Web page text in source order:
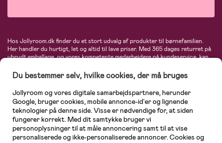
Hos Jollyroom.dk finder du et stort udvalg af produkter til børnefamilien.
Her handler du hurtigt, let og altid til lave priser. Med 365 dages returret på
ubrudt emballage, og vores kompetente medarbejdere på kundeservice, kan
barnevogne, autostole, børne- og babytøj, produkter til gravide og ammende
mødre, indretning og inspiration, legetøj, babyudstyr og meget mere. Vi
tilbyder produkter fra velkendte varemærker som Britax, Maxi-Cosi, Baby
Jogger, BabyBjörn, Didriksons, KidKraft, Ergobaby, Phillips Avent, Neonate,
Cybex, LEGO og mange flere. Kort sagt - et kæmpe sortiment venter på dig!
Du bestemmer selv, hvilke cookies, der må bruges
Jollyroom og vores digitale samarbejdspartnere, herunder
Google, bruger cookies, mobile annonce-id'er og lignende
teknologier på denne side. Visse er nødvendige for, at siden
fungerer korrekt. Med dit samtykke bruger vi
personoplysninger til at måle annoncering samt til at vise
personaliserede og ikke-personaliserede annoncer. Cookies og